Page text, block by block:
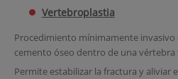
Vertebroplastia
Procedimiento mínimamente invasivo
cemento óseo dentro de una vértebra
Permite estabilizar la fractura y aliviar